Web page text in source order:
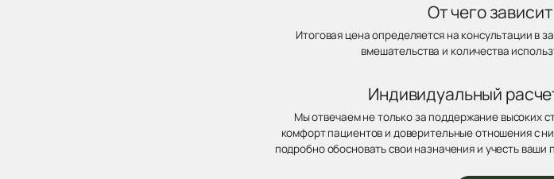
От чего
Итоговая цена определяется на консультации в
вмешательства и количества
Индивидуальный
Мы отвечаем не только за поддержание высоких
комфорт пациентов и доверительные отношения с
подробно обосновать свои назначения и учесть